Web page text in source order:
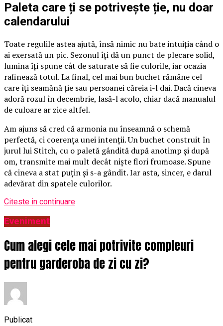
Paleta care ți se potrivește ție, nu doar
calendarului
Toate regulile astea ajută, însă nimic nu bate intuiția când o
ai exersată un pic. Sezonul îți dă un punct de plecare solid,
lumina îți spune cât de saturate să fie culorile, iar ocazia
rafinează totul. La final, cel mai bun buchet rămâne cel
care îți seamănă ție sau persoanei căreia i-l dai. Dacă cineva
adoră rozul în decembrie, lasă-l acolo, chiar dacă manualul
de culoare ar zice altfel.
Am ajuns să cred că armonia nu înseamnă o schemă
perfectă, ci coerența unei intenții. Un buchet construit în
jurul lui Stitch, cu o paletă gândită după anotimp și după
om, transmite mai mult decât niște flori frumoase. Spune
că cineva a stat puțin și s-a gândit. Iar asta, sincer, e darul
adevărat din spatele culorilor.
Citeste in continuare
Eveniment
Cum alegi cele mai potrivite compleuri
pentru garderoba de zi cu zi?
Publicat